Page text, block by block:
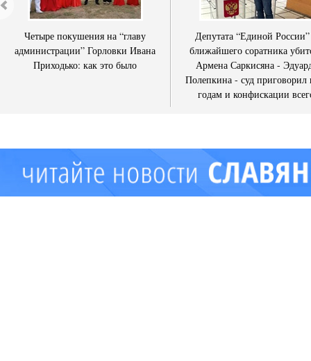
Четыре покушения на “главу
администрации” Горловки Ивана
Приходько: как это было
Депутата “Единой
ближайшего соратника
Армена Саркисяна -
Полепкина - суд приговорил
годам и конфискации